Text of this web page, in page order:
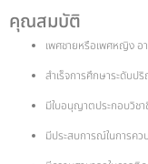
คุณสมบัติ
เพศชายหรือเพศหญิง อ
สำเร็จการศึกษาระดับป
มีใบอนุญาตประกอบวิช
มีประสบการณ์ในการคว